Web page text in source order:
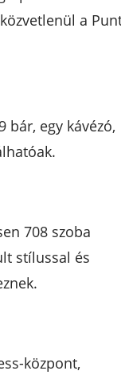
a
bár, egy kávézó,
708 szoba
stílussal és
központ,